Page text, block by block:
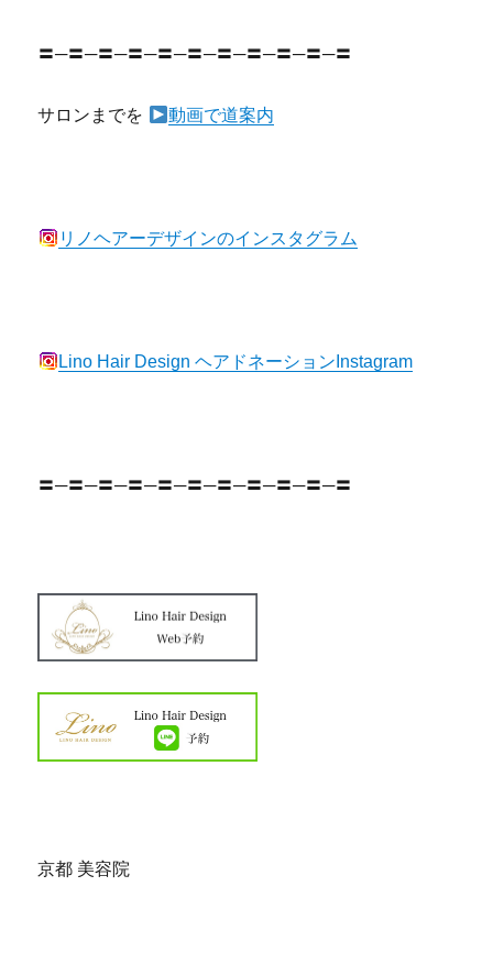
〓─〓─〓─〓─〓─〓─〓─〓─〓─〓─〓
サロンまでを 動画で道案内
リノヘアーデザインのインスタグラム
Lino Hair Design ヘアドネーションInstagram
〓─〓─〓─〓─〓─〓─〓─〓─〓─〓─〓
京都 美容院